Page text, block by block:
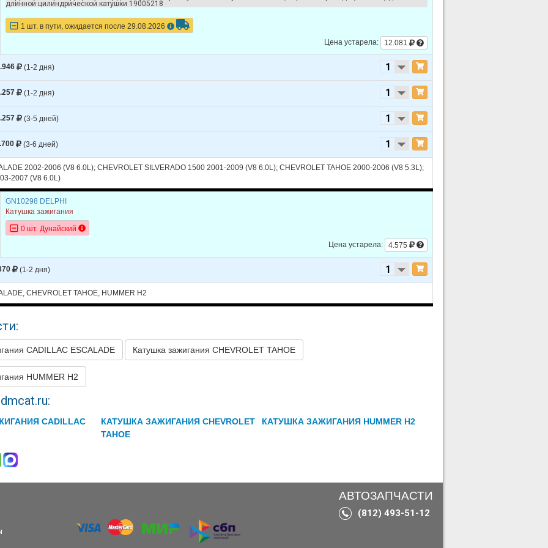
TAHOE
V8 5.3L
TAHOE 2001 V8 5.3L
TAHOE 2000 V8 4.8L
H2 2006 V8 6.0L
H2 2005 V8 6.0L
длинной цилиндрической катушки 19005218
1 шт. в пути, ожидается после 29.08.2026
Цена устарела:
12.081
(1-2 дня)
(1-2 дня)
(3-5 дней)
(3-6 дней)
2002-2006 (V8 6.0L); CHEVROLET SILVERADO 1500 2001-2009 (V8 6.0L); CHEVROLET TAHOE 2000-2006 (V8 5.3L);
2007 (V8 6.0L)
GN10298 DELPHI
Катушка зажигания
0 шт. Дунайский
Цена устарела:
4.575
(1-2 дня)
CHEVROLET TAHOE, HUMMER H2
CADILLAC ESCALADE Катушка зажигания CHEVROLET TAHOE
HUMMER H2
CADILLAC
КАТУШКА ЗАЖИГАНИЯ CHEVROLET
TAHOE
КАТУШКА ЗАЖИГАНИЯ HUMMER H2
АВТОЗАПЧАСТИ
(812) 493-51-12